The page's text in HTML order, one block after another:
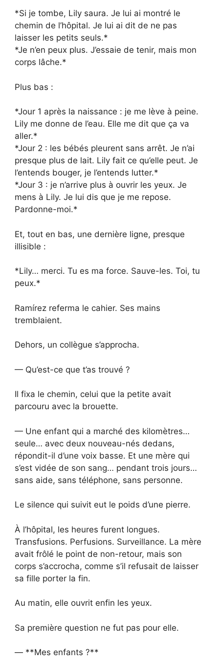
*Si je tombe, Lily saura. Je lui ai montré le
chemin de l’hôpital. Je lui ai dit de ne pas
laisser les petits seuls.*
*Je n’en peux plus. J’essaie de tenir, mais mon
corps lâche.*
Plus bas :
*Jour 1 après la naissance : je me lève à peine.
Lily me donne de l’eau. Elle me dit que ça va
aller.*
*Jour 2 : les bébés pleurent sans arrêt. Je n’ai
presque plus de lait. Lily fait ce qu’elle peut. Je
l’entends bouger, je l’entends lutter.*
*Jour 3 : je n’arrive plus à ouvrir les yeux. Je
mens à Lily. Je lui dis que je me repose.
Pardonne-moi.*
Et, tout en bas, une dernière ligne, presque
illisible :
*Lily… merci. Tu es ma force. Sauve-les. Toi, tu
peux.*
Ramírez referma le cahier. Ses mains
tremblaient.
Dehors, un collègue s’approcha.
— Qu’est-ce que t’as trouvé ?
Il fixa le chemin, celui que la petite avait
parcouru avec la brouette.
— Une enfant qui a marché des kilomètres…
seule… avec deux nouveau-nés dedans,
répondit-il d’une voix basse. Et une mère qui
s’est vidée de son sang… pendant trois jours…
sans aide, sans téléphone, sans personne.
Le silence qui suivit eut le poids d’une pierre.
À l’hôpital, les heures furent longues.
Transfusions. Perfusions. Surveillance. La mère
avait frôlé le point de non-retour, mais son
corps s’accrocha, comme s’il refusait de laisser
sa fille porter la fin.
Au matin, elle ouvrit enfin les yeux.
Sa première question ne fut pas pour elle.
— **Mes enfants ?**